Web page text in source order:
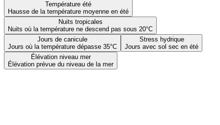
Température été
Hausse de la température moyenne en été
Nuits tropicales
Nuits où la température ne descend pas sous 20°C
Jours de canicule
Jours où la température dépasse 35°C
Stress hydrique
Jours avec sol sec en été
Élévation niveau mer
Élévation prévue du niveau de la mer